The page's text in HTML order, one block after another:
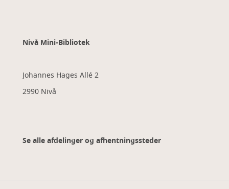
Nivå Mini-Bibliotek
Johannes Hages Allé 2
2990 Nivå
Se alle afdelinger og afhentningssteder